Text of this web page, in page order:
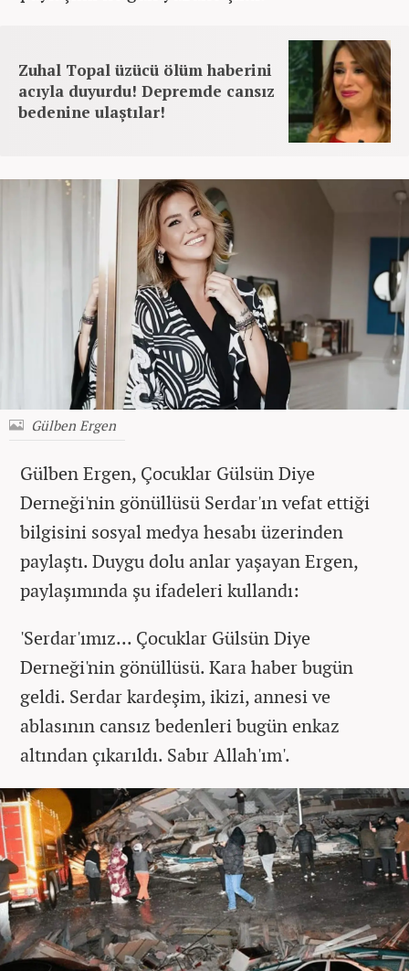
Zuhal Topal üzücü ölüm haberini
acıyla duyurdu! Depremde cansız
bedenine ulaştılar!
Gülben Ergen
Gülben Ergen, Çocuklar Gülsün Diye
Derneği'nin gönüllüsü Serdar'ın vefat ettiği
bilgisini sosyal medya hesabı üzerinden
paylaştı. Duygu dolu anlar yaşayan Ergen,
paylaşımında şu ifadeleri kullandı:
'Serdar'ımız... Çocuklar Gülsün Diye
Derneği'nin gönüllüsü. Kara haber bugün
geldi. Serdar kardeşim, ikizi, annesi ve
ablasının cansız bedenleri bugün enkaz
altından çıkarıldı. Sabır Allah'ım'.